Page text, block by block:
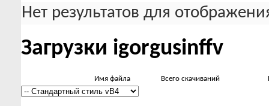
Нет результатов для
Загрузки igorgusinffv
Имя файла Всего скачиваний